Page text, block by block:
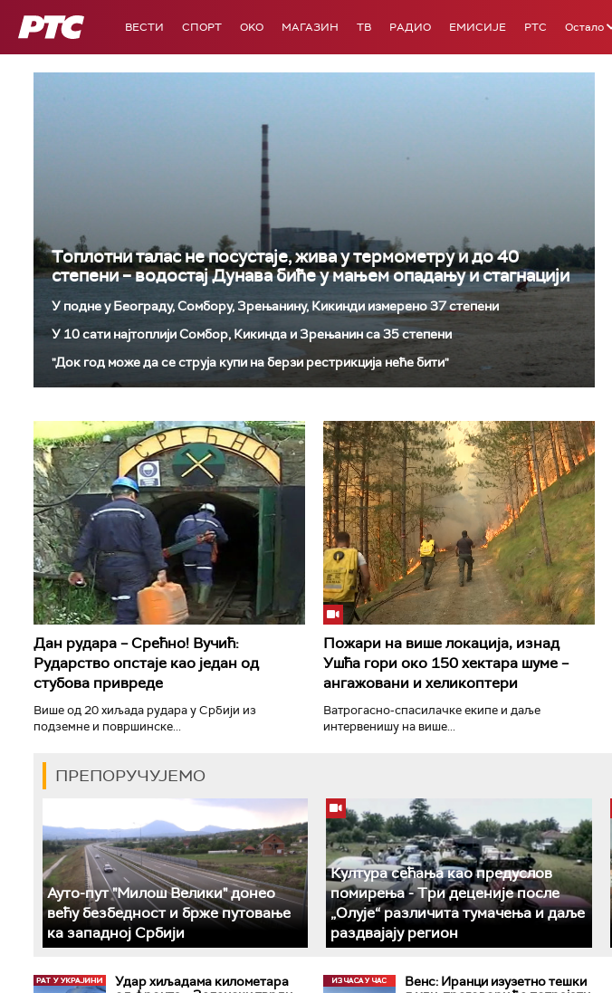
РТС ВЕСТИ СПОРТ OKO МАГАЗИН ТВ РАДИО ЕМИСИЈЕ РТС Остало
Топлотни талас не посустаје, жива у термометру и до 40
степени – водостај Дунава биће у мањем опадању и стагнацији
У подне у Београду, Сомбору, Зрењанину, Кикинди измерено 37 степени
У 10 сати најтоплији Сомбор, Кикинда и Зрењанин са 35 степени
"Док год може да се струја купи на берзи рестрикција неће бити"
Дан рудара – Срећно! Вучић:
Рударство опстаје као један од
стубова привреде
Више од 20 хиљада рудара у Србији из
подземне и површинске...
Пожари на више локација, изнад
Ушћа гори око 150 хектара шуме –
ангажовани и хеликоптери
Ватрогасно-спасилачке екипе и даље
интервенишу на више...
ПРЕПОРУЧУЈЕМО
Ауто-пут "Милош Велики" донео
већу безбедност и брже путовање
ка западној Србији
Култура сећања као предуслов
помирења ­- Три деценије после
„Олује“ различита тумачења и даље
раздвајају регион
Удар хиљадама километара
Венс: Иранци изузетно тешки